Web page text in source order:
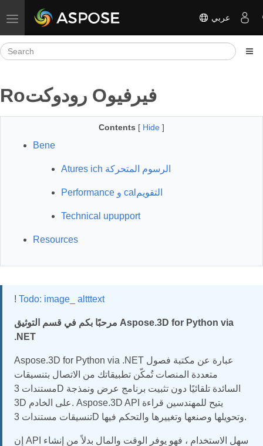
Toggle navigation عربي
Roرودوكت Oفيرفيو
Contents [ Hide ]
Bene
Atures ich الرسوم المتحركة
Performance و calالتقويم
Technical upupport
Resources
! Todo: image_ altttext
مرحبًا بكم في قسم التوثيق Aspose.3D for Python via
.NET
Aspose.3D for Python via .NET عبارة عن مكتبة فصول
متعددة المنصات تُمكّن تطبيقاتك من الاتصال بتنسيقات
مستندات 3D السائدة تلقائيًا دون تثبيت برنامج عرض ونمذجة
3D على الخادم. Aspose.3D API يتيح للمهندسين قراءة
تنسيقات مستندات 3D وتحويلها وصنعها وتغييرها والتحكم فيها.
إن API سهل الاستخدام ، فهو يوفر الوقت والمال بدلاً من إنشاء